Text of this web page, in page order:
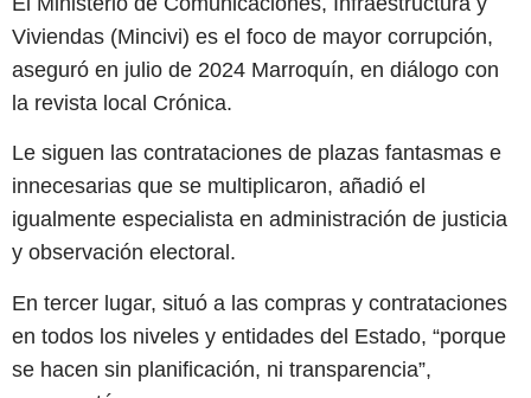
Viviendas (Mincivi) es el foco de mayor corrupción,
aseguró en julio de 2024 Marroquín, en diálogo con
la revista local Crónica.
Le siguen las contrataciones de plazas fantasmas e
innecesarias que se multiplicaron, añadió el
igualmente especialista en administración de justicia
y observación electoral.
En tercer lugar, situó a las compras y contrataciones
en todos los niveles y entidades del Estado, “porque
se hacen sin planificación, ni transparencia”,